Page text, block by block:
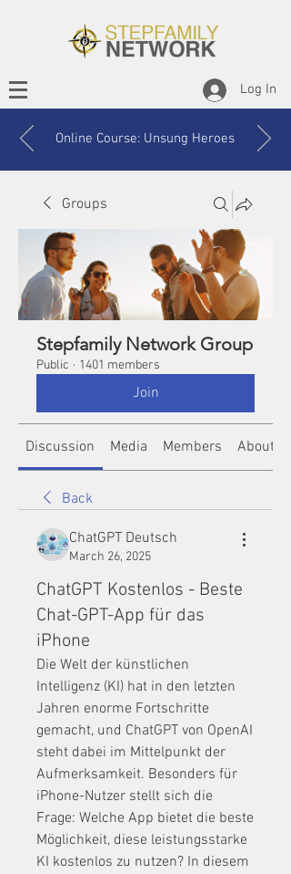
Log In
Online Course: Unsung Heroes
Groups
Stepfamily Network Group
Public · 1401 members
Join
Discussion Media Members About
Back
ChatGPT Deutsch
March 26, 2025
ChatGPT Kostenlos - Beste
Chat-GPT-App für das
iPhone
Die Welt der künstlichen
Intelligenz (KI) hat in den letzten
Jahren enorme Fortschritte
gemacht, und ChatGPT von OpenAI
steht dabei im Mittelpunkt der
Aufmerksamkeit. Besonders für
iPhone-Nutzer stellt sich die
Frage: Welche App bietet die beste
Möglichkeit, diese leistungsstarke
KI kostenlos zu nutzen? In diesem